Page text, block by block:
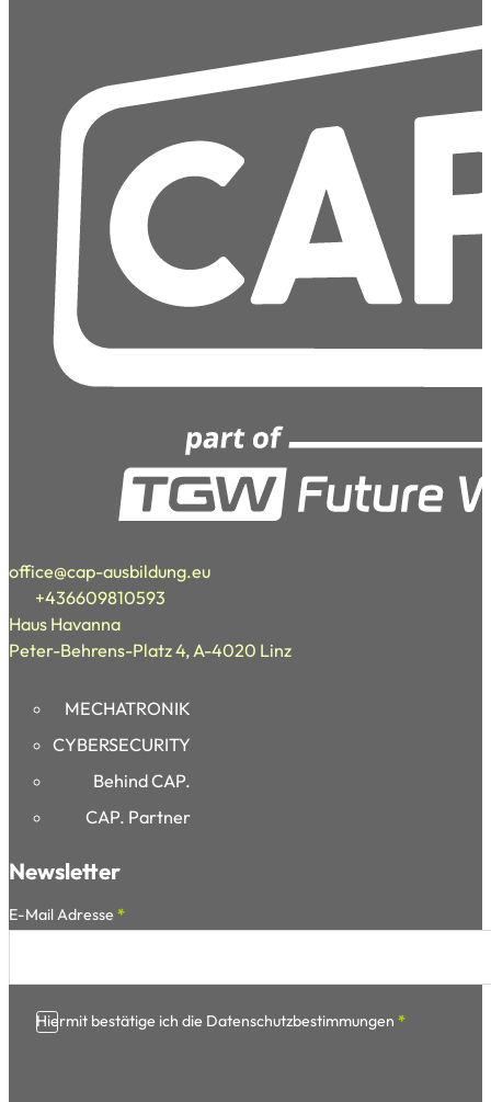
office@cap-ausbildung.eu
+436609810593
Haus Havanna
Peter-Behrens-Platz 4, A-4020 Linz
MECHATRONIK
CYBERSECURITY
Behind CAP.
CAP. Partner
Newsletter
Section
E-Mail Adresse *
Hiermit bestätige ich die Datenschutzbestimmungen *